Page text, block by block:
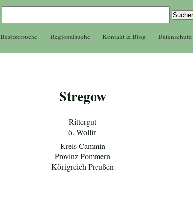
Besitzersuche Regionalsuche Kontakt & Blog Datenschutz
Stregow
Rittergut
ö. Wollin
Kreis Cammin
Provinz Pommern
Königreich Preußen